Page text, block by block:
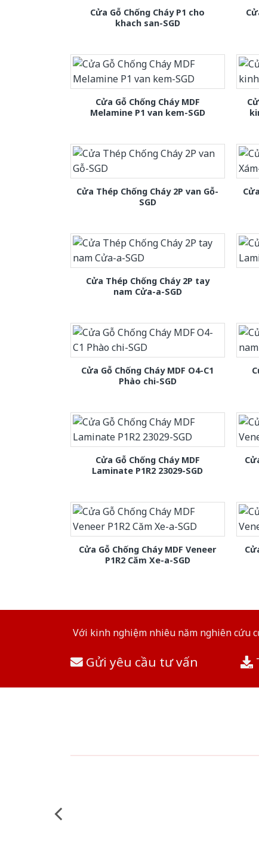
Cửa Gỗ Chống Cháy P1 cho
khach san-SGD
Cửa Gỗ Chống Cháy MDF
Melamine P1 van kem-SGD
Cửa Thép Chống Cháy 2P van Gỗ-
SGD
Cửa Thép Chống Cháy 2P tay
nam Cửa-a-SGD
Cửa Gỗ Chống Cháy MDF O4-C1
Phào chi-SGD
Cửa Gỗ Chống Cháy MDF
Laminate P1R2 23029-SGD
Cửa Gỗ Chống Cháy MDF Veneer
P1R2 Căm Xe-a-SGD
Với kinh nghiệm nhiêu năm nghiên cứu
Gửi yêu cầu tư vấn